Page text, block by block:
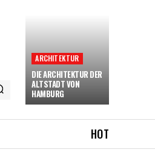
ARCHITEKTUR
DIE ARCHITEKTUR DER
ALTSTADT VON
HAMBURG
HOT